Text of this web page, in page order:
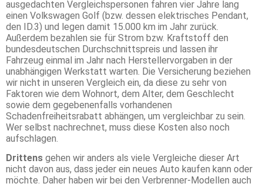
ausgedachten Vergleichspersonen fahren vier Jahre lang
einen Volkswagen Golf (bzw. dessen elektrisches Pendant,
den ID.3) und legen damit 15.000 km im Jahr zurück.
Außerdem bezahlen sie für Strom bzw. Kraftstoff den
bundesdeutschen Durchschnittspreis und lassen ihr
Fahrzeug einmal im Jahr nach Herstellervorgaben in der
unabhängigen Werkstatt warten. Die Versicherung beziehen
wir nicht in unseren Vergleich ein, da diese zu sehr von
Faktoren wie dem Wohnort, dem Alter, dem Geschlecht
sowie dem gegebenenfalls vorhandenen
Schadenfreiheitsrabatt abhängen, um vergleichbar zu sein.
Wer selbst nachrechnet, muss diese Kosten also noch
aufschlagen.
Drittens gehen wir anders als viele Vergleiche dieser Art
nicht davon aus, dass jeder ein neues Auto kaufen kann oder
möchte. Daher haben wir bei den Verbrenner-Modellen auch